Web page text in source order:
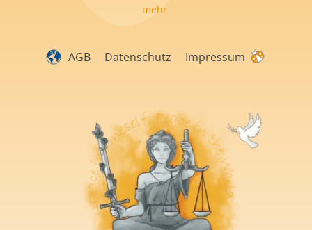
mehr
AGB Datenschutz Impressum